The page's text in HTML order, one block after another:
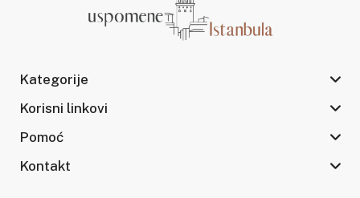
Kategorije
Korisni linkovi
Pomoć
Kontakt